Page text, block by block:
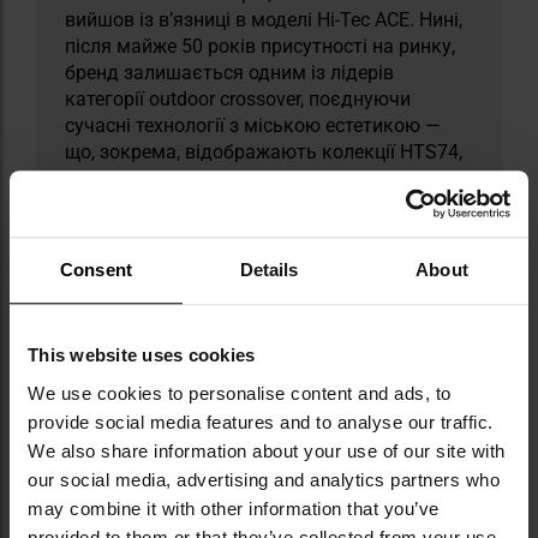
Consent Details About
This website uses cookies
We use cookies to personalise content and ads, to
provide social media features and to analyse our traffic.
We also share information about your use of our site with
our social media, advertising and analytics partners who
may combine it with other information that you’ve
вийшов із в’язниці в моделі Hi-Tec ACE. Нині,
після майже 50 років присутності на ринку,
бренд залишається одним із лідерів
категорії outdoor crossover, поєднуючи
сучасні технології з міською естетикою —
що, зокрема, відображають колекції HTS74,
які переосмислюють класичні моделі в
ТЕХНІЧНІ ДАНІ
Докладніше
Тип шкарпеток
Спортивні
Тип матеріалу
Синтетично-
натуральний
Колір / камуфляж
Різнокольоровий